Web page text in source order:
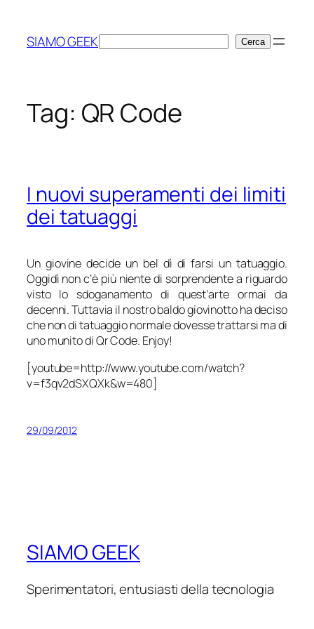
contenuto
SIAMO GEEKCerca Cerca
Tag: QR Code
I nuovi superamenti dei limiti
dei tatuaggi
Un giovine decide un bel dì di farsi un tatuaggio.
Oggidì non c’è più niente di sorprendente a riguardo
visto lo sdoganamento di quest’arte ormai da
decenni. Tuttavia il nostro baldo giovinotto ha deciso
che non di tatuaggio normale dovesse trattarsi ma di
uno munito di Qr Code. Enjoy!
[youtube=http://www.youtube.com/watch?
v=f3qv2dSXQXk&w=480]
29/09/2012
SIAMO GEEK
Sperimentatori, entusiasti della tecnologia